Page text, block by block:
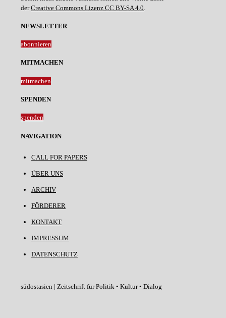
derCreative Commons Lizenz CC BY-SA 4.0
NEWSLETTER
abonnieren
MITMACHEN
mitmachen
SPENDEN
spenden
NAVIGATION
CALL FOR PAPERS
ÜBER UNS
ARCHIV
FÖRDERER
KONTAKT
IMPRESSUM
DATENSCHUTZ
südostasien | Zeitschrift für Politik • Kultur • Dialog